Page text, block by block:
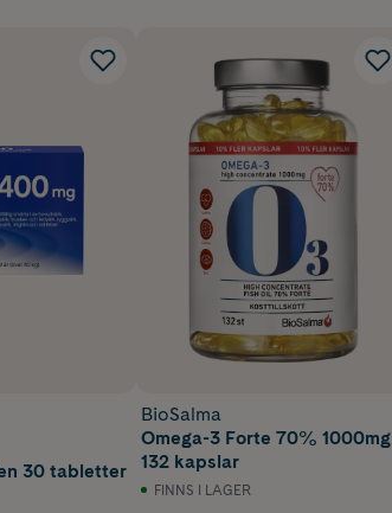
30 tabletter
BioSalma
Omega-3 Forte 70% 1000mg
132 kapslar
FINNS I LAGER